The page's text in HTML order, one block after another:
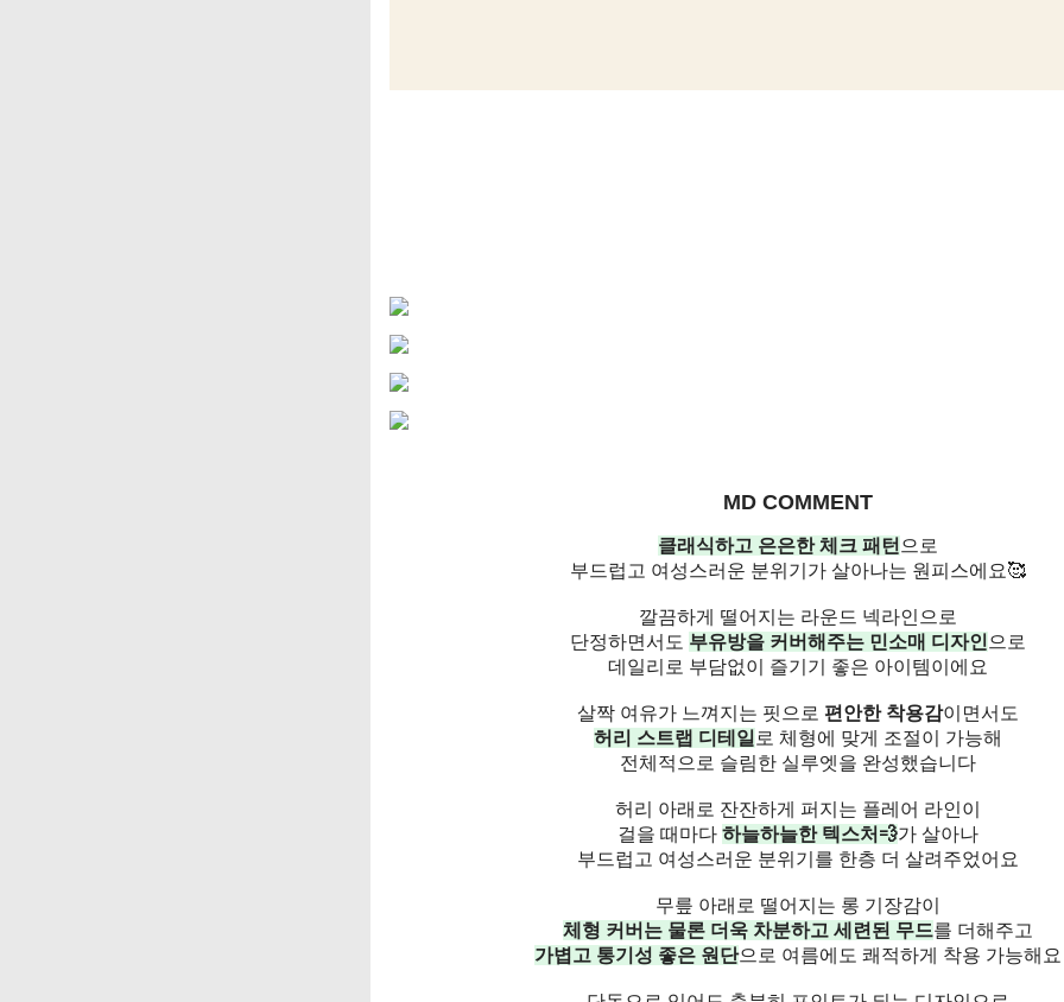
MD COMMENT
클래식하고 은은한 체크 패턴 으로
부드럽고 여성스러운 분위기가 살아나는 원피스에요🥰
깔끔하게 떨어지는 라운드 넥라인으로
단정하면서도 부유방을 커버해주는 민소매 디자인 으로
데일리로 부담없이 즐기기 좋은 아이템이에요
살짝 여유가 느껴지는 핏으로 편안한 착용감이면서도
허리 스트랩 디테일 로 체형에 맞게 조절이 가능해
전체적으로 슬림한 실루엣을 완성했습니다
허리 아래로 잔잔하게 퍼지는 플레어 라인이
걸을 때마다 하늘하늘한 텍스처💨가 살아나
부드럽고 여성스러운 분위기를 한층 더 살려주었어요
무릎 아래로 떨어지는 롱 기장감이
체형 커버는 물론 더욱 차분하고 세련된 무드를 더해주고
가볍고 통기성 좋은 원단으로 여름에도 쾌적하게 착용 가능해요